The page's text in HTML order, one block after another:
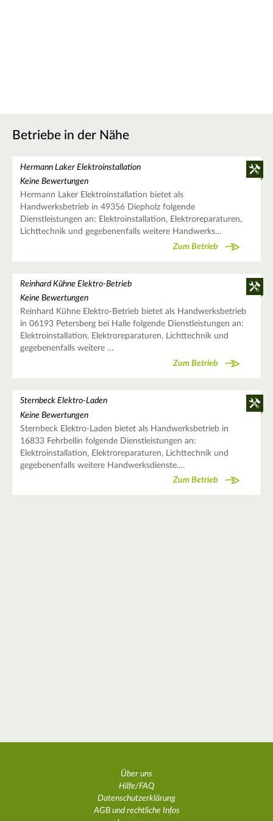
Betriebe in der Nähe
Hermann Laker Elektroinstallation
Keine Bewertungen
Hermann Laker Elektroinstallation bietet als
Handwerksbetrieb in 49356 Diepholz folgende
Dienstleistungen an: Elektroinstallation, Elektroreparaturen,
Lichttechnik und gegebenenfalls weitere Handwerks…
Zum Betrieb
Reinhard Kühne Elektro-Betrieb
Keine Bewertungen
Reinhard Kühne Elektro-Betrieb bietet als Handwerksbetrieb
in 06193 Petersberg bei Halle folgende Dienstleistungen an:
Elektroinstallation, Elektroreparaturen, Lichttechnik und
gegebenenfalls weitere …
Zum Betrieb
Sternbeck Elektro-Laden
Keine Bewertungen
Sternbeck Elektro-Laden bietet als Handwerksbetrieb in
16833 Fehrbellin folgende Dienstleistungen an:
Elektroinstallation, Elektroreparaturen, Lichttechnik und
gegebenenfalls weitere Handwerksdienste.…
Zum Betrieb
Über uns
Hilfe/FAQ
Datenschutzerklärung
AGB und rechtliche Infos